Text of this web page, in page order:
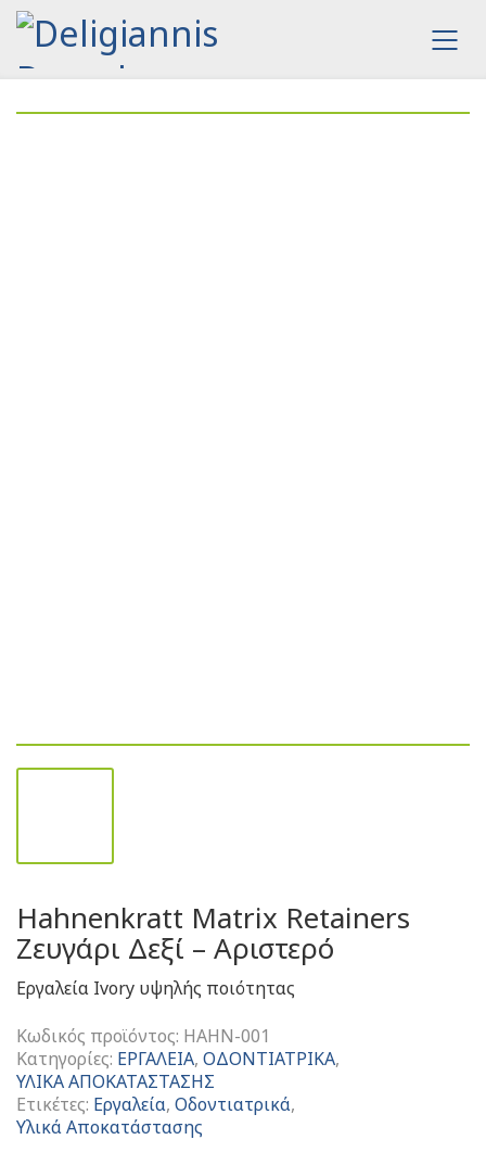
Hahnenkratt Matrix Retainers
Ζευγάρι Δεξί – Αριστερό
Εργαλεία Ivory υψηλής ποιότητας
Κωδικός προϊόντος: HAHN-001
Κατηγορίες: ΕΡΓΑΛΕΙΑ, ΟΔΟΝΤΙΑΤΡΙΚΑ,
ΥΛΙΚΑ ΑΠΟΚΑΤΑΣΤΑΣΗΣ
Ετικέτες: Εργαλεία, Οδοντιατρικά,
Υλικά Αποκατάστασης